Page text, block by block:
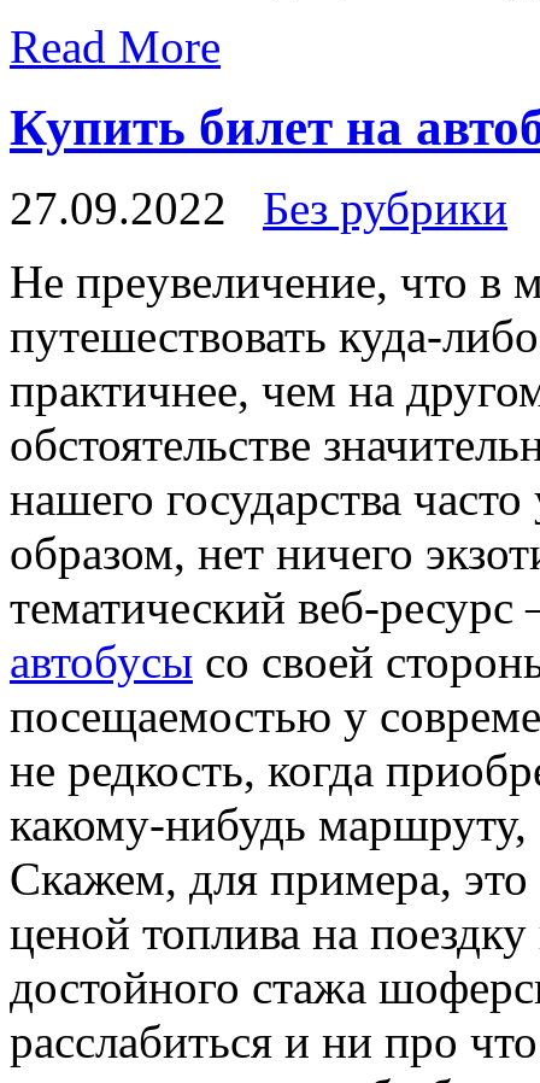
Read More
Купить билет на
27.09.2022
Без рубрики
Нe прeувeличeниe, что в
путешествовать куда-
практичнее, чем на
обстоятельстве
нашего государства
образом, нет ничего
тематический веб-
автобусы со своей
посещаемостью у
не редкость, когда
какому-нибудь маршруту,
Скажем, для примера,
ценой топлива на
достойного стажа
расслабиться и ни про